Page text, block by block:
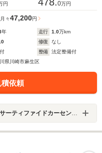
円 478.0万円
月々47,200円
年 走行 1.0万km
修復
なし
整備
法定整備付
県川崎市麻生区
依頼
ティファイドカーセンター